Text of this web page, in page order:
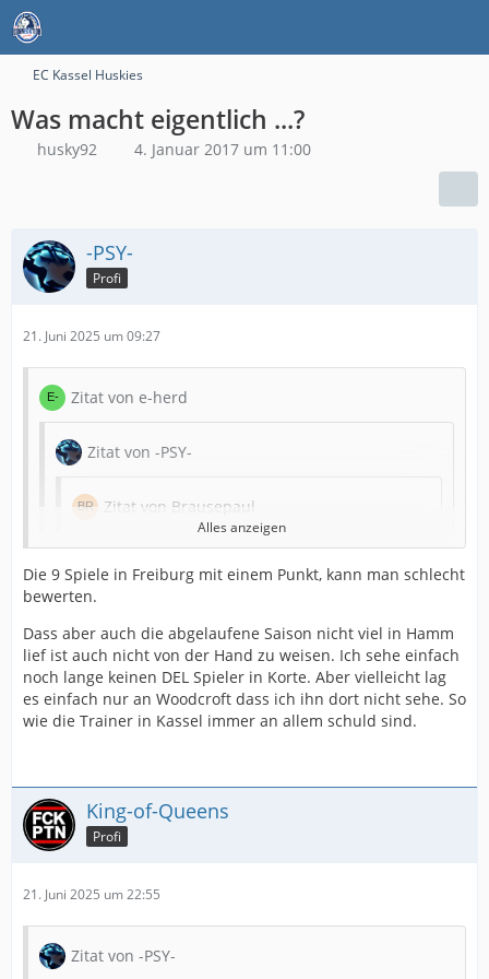
EC Kassel Huskies
Was macht eigentlich ...?
husky92 4. Januar 2017 um 11:00
-PSY-
Profi
21. Juni 2025 um 09:27
Zitat von e-herd
Zitat von -PSY-
Zitat von Brausepaul
Conner Korte wechselt zum Aufsteiger...
DEL nach Dresden.
Und für die Huskies nicht gut genug...
Warum nicht?
seiner ersten Saison hier ordentlich gespielt, 8 Tore in
41 Spielen mit 20 Jahren in der ersten "Erwachsenen"-
Saison sind ja nicht verkehrt.
Und dann kam Woodcroft mit seinem System, wo
Alles anzeigen
Die 9 Spiele in Freiburg mit einem Punkt, kann man schlecht
bewerten.
Dass aber auch die abgelaufene Saison nicht viel in Hamm
lief ist auch nicht von der Hand zu weisen. Ich sehe einfach
noch lange keinen DEL Spieler in Korte. Aber vielleicht lag
es einfach nur an Woodcroft dass ich ihn dort nicht sehe. So
wie die Trainer in Kassel immer an allem schuld sind.
King-of-Queens
Profi
21. Juni 2025 um 22:55
Zitat von -PSY-